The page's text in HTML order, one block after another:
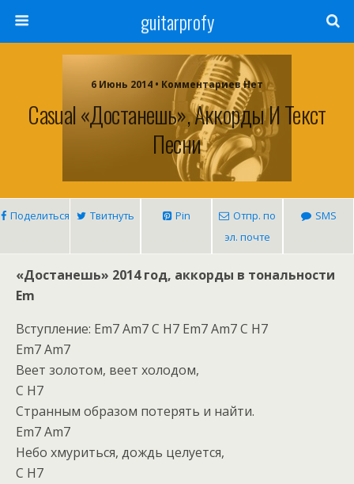
guitarprofy
6 Июнь 2014 • Комментариев Нет
Casual «Достанешь», Аккорды И Текст
Песни
Поделиться Твитнуть Pin
Отпр. по
эл. почте
SMS
«Достанешь» 2014 год, аккорды в тональности
Em
Вступление: Em7 Am7 C H7 Em7 Am7 C H7
Em7 Am7
Веет золотом, веет холодом,
C H7
Странным образом потерять и найти.
Em7 Am7
Небо хмуриться, дождь целуется,
C H7